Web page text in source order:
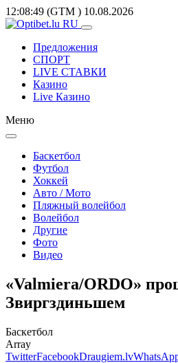
12:08:49 (GTM ) 10.08.2026
Предложения
СПОРТ
LIVE СТАВКИ
Казино
Live Казино
Меню
Баскетбол
Футбол
Хоккей
Авто / Мото
Пляжный волейбол
Волейбол
Другие
Фото
Видео
«Valmiera/ORDO»
Звиргздиньшем
Баскетбол
Array
TwitterFacebookDraugiem.lv